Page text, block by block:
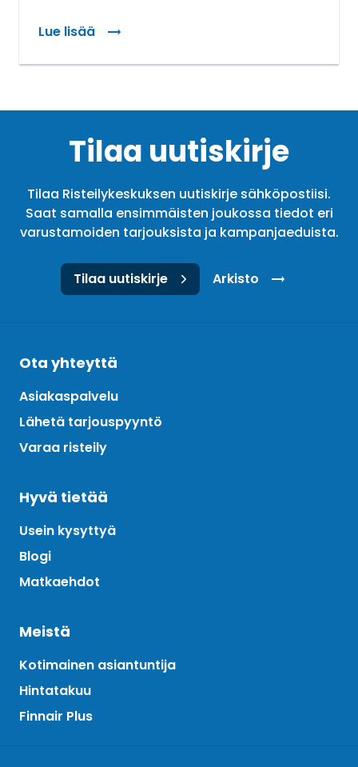
Lue lisää
Tilaa uutiskirje
Tilaa Risteilykeskuksen uutiskirje sähköpostiisi.
Saat samalla ensimmäisten joukossa tiedot eri
varustamoiden tarjouksista ja kampanjaeduista.
Tilaa uutiskirje Arkisto
Ota yhteyttä
Asiakaspalvelu
Lähetä tarjouspyyntö
Varaa risteily
Hyvä tietää
Usein kysyttyä
Blogi
Matkaehdot
Meistä
Kotimainen asiantuntija
Hintatakuu
Finnair Plus